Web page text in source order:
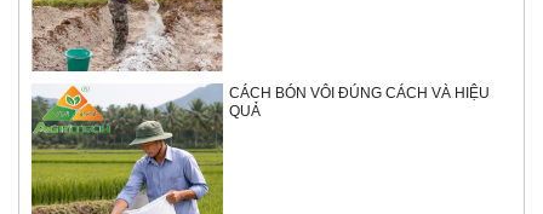
CÁCH BÓN VÔI ĐÚNG CÁCH VÀ HIỆU
QUẢ